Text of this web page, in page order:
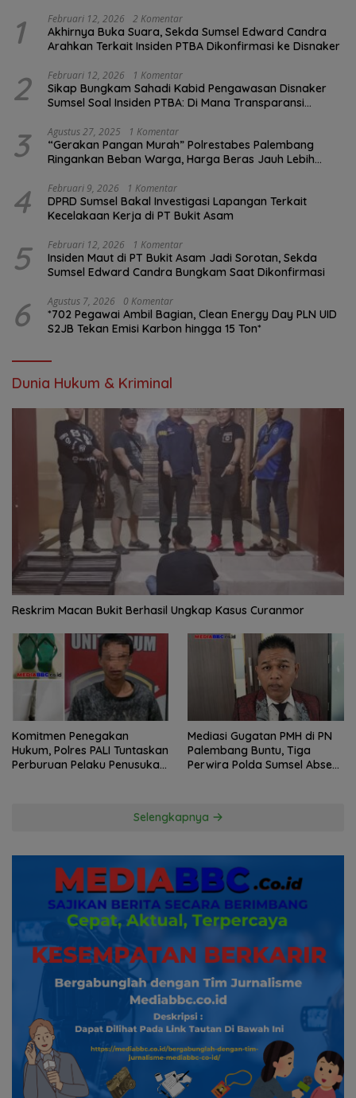
1 Februari 12, 2026 2 Komentar
Akhirnya Buka Suara, Sekda Sumsel Edward Candra
Arahkan Terkait Insiden PTBA Dikonfirmasi ke Disnaker
2 Februari 12, 2026 1 Komentar
Sikap Bungkam Sahadi Kabid Pengawasan Disnaker
Sumsel Soal Insiden PTBA: Di Mana Transparansi
3 Agustus 27, 2025 1 Komentar
“Gerakan Pangan Murah” Polrestabes Palembang
Ringankan Beban Warga, Harga Beras Jauh Lebih
4 Februari 9, 2026 1 Komentar
DPRD Sumsel Bakal Investigasi Lapangan Terkait
Kecelakaan Kerja di PT Bukit Asam
5 Februari 12, 2026 1 Komentar
Insiden Maut di PT Bukit Asam Jadi Sorotan, Sekda
Sumsel Edward Candra Bungkam Saat Dikonfirmasi
6 Agustus 7, 2026 0 Komentar
*702 Pegawai Ambil Bagian, Clean Energy Day PLN UID
S2JB Tekan Emisi Karbon hingga 15 Ton*
Dunia Hukum & Kriminal
Reskrim Macan Bukit Berhasil Ungkap Kasus Curanmor
Komitmen Penegakan
Hukum, Polres PALI Tuntaskan
Perburuan Pelaku Penusukan
Mediasi Gugatan PMH di PN
Palembang Buntu, Tiga
Perwira Polda Sumsel Absen,
Selengkapnya